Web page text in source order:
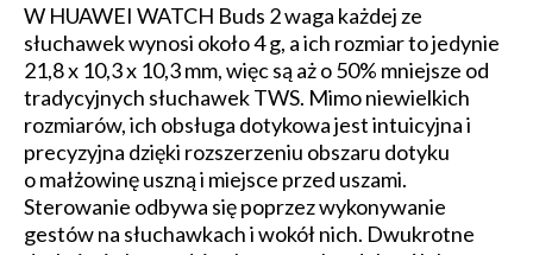
W HUAWEI WATCH Buds 2 waga każdej ze
słuchawek wynosi około 4 g, a ich rozmiar to jedynie
21,8 x 10,3 x 10,3 mm, więc są aż o 50% mniejsze od
tradycyjnych słuchawek TWS. Mimo niewielkich
rozmiarów, ich obsługa dotykowa jest intuicyjna i
precyzyjna dzięki rozszerzeniu obszaru dotyku
o małżowinę uszną i miejsce przed uszami.
Sterowanie odbywa się poprzez wykonywanie
gestów na słuchawkach i wokół nich. Dwukrotne